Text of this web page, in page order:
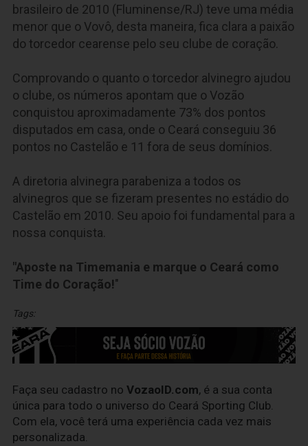
brasileiro de 2010 (Fluminense/RJ) teve uma média
menor que o Vovô, desta maneira, fica clara a paixão
do torcedor cearense pelo seu clube de coração.
Comprovando o quanto o torcedor alvinegro ajudou
o clube, os números apontam que o Vozão
conquistou aproximadamente 73% dos pontos
disputados em casa, onde o Ceará conseguiu 36
pontos no Castelão e 11 fora de seus domínios.
A diretoria alvinegra parabeniza a todos os
alvinegros que se fizeram presentes no estádio do
Castelão em 2010. Seu apoio foi fundamental para a
nossa conquista.
"Aposte na Timemania e marque o Ceará como
Time do Coração!"
Tags:
Faça seu cadastro no VozaoID.com, é a sua conta
única para todo o universo do Ceará Sporting Club.
Com ela, você terá uma experiência cada vez mais
personalizada.